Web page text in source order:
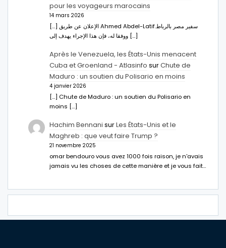
pour les voyageurs marocains
14 mars 2026
[…] الإعلان عن طريق Ahmed Abdel-Latifسفير مصر بالرباط.
ووفقا له، فإن هذا الإجراء يهدف إلى […]
Après le Venezuela, les États-Unis menacent
Cuba et Groenland - Atlasinfo surChute de
Maduro : un soutien du Polisario en moins
4 janvier 2026
[…] Chute de Maduro : un soutien du Polisario en
moins […]
Hachim Bennani surLes États-Unis et le
Maghreb : que veut faire Trump ?
21 novembre 2025
omar bendouro vous avez 1000 fois raison, je n'avais
jamais vu les choses de cette manière et je vous fait…